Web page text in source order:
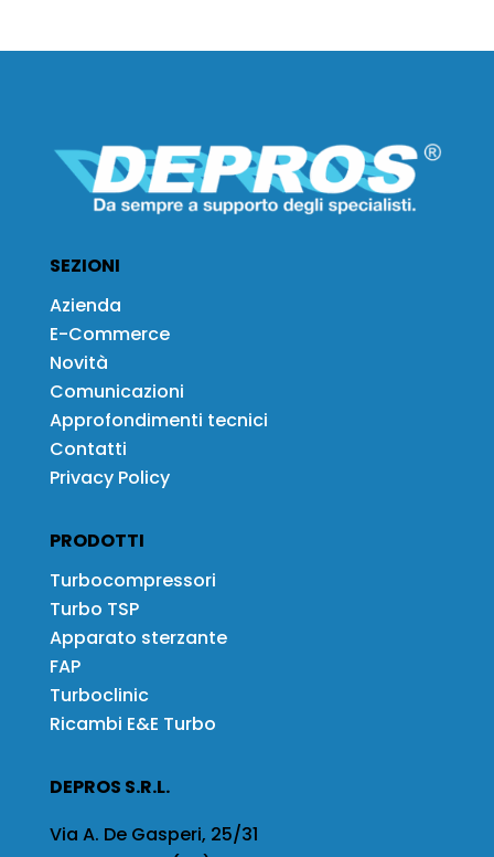
SEZIONI
Azienda
E-Commerce
Novità
Comunicazioni
Approfondimenti tecnici
Contatti
Privacy Policy
PRODOTTI
Turbocompressori
Turbo TSP
Apparato sterzante
FAP
Turboclinic
Ricambi E&E Turbo
DEPROS S.R.L.
Via A. De Gasperi, 25/31